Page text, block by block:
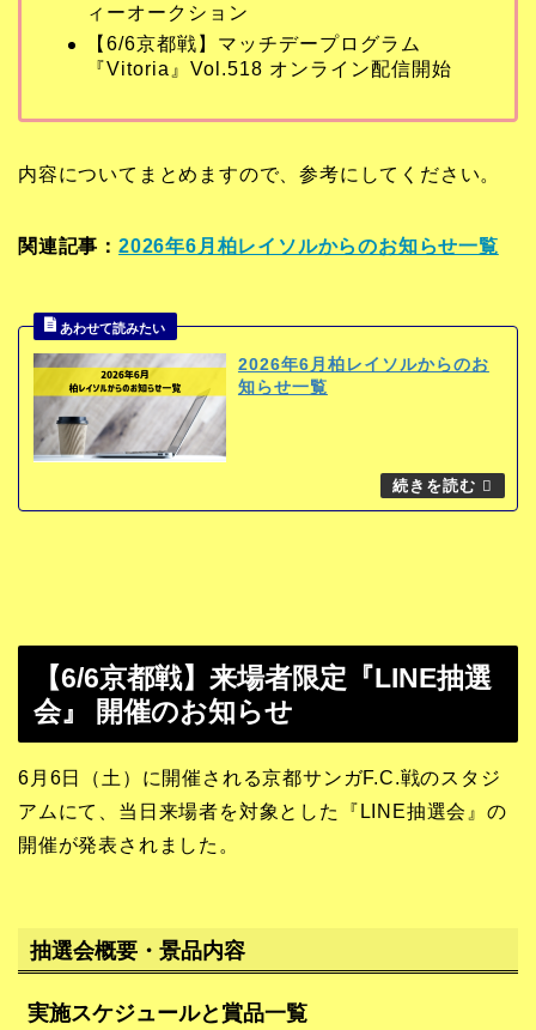
ィーオークション
【6/6京都戦】マッチデープログラム
『Vitoria』Vol.518 オンライン配信開始
内容についてまとめますので、参考にしてください。
関連記事： 2026年6月柏レイソルからのお知らせ一覧
2026年6月柏レイソルからのお
知らせ一覧
【6/6京都戦】来場者限定『LINE抽選
会』 開催のお知らせ
6月6日（土）に開催される京都サンガF.C.戦のスタジ
アムにて、当日来場者を対象とした『LINE抽選会』の
開催が発表されました。
抽選会概要・景品内容
実施スケジュールと賞品一覧